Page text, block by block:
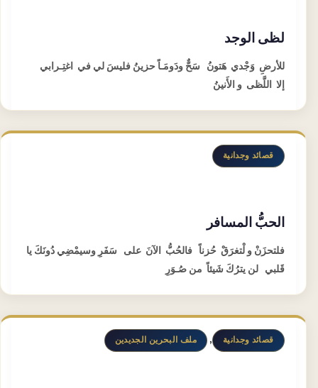
لظى الوجد
للأرضِ وَجْدي هَتونُ سَحٌّ ودَومَـاً حزينُ فليسَ لي في اغتِـرابي
إلا اللَّظى و الأَنينُ
قصائد وجدانية
الحبُّ المسافر
فلتحزَنْ و لْتغرَقْ حُزناً فالحُبُّ الآنَ على سَفَرِ وسيمْضِي دُونَكَ يا
قَلبي لن يترُكَ شَيئاً من صُـوَرِ
قصائد وجدانية , ملف البحرين الجديدين